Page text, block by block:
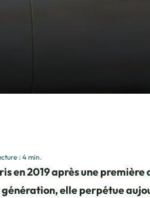
: 4 min.
en 2019 après une
elle perpétue